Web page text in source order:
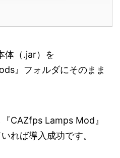
体（.jar）を
』フォルダにそのまま
CAZfps Lamps Mod』
れば導入成功です。